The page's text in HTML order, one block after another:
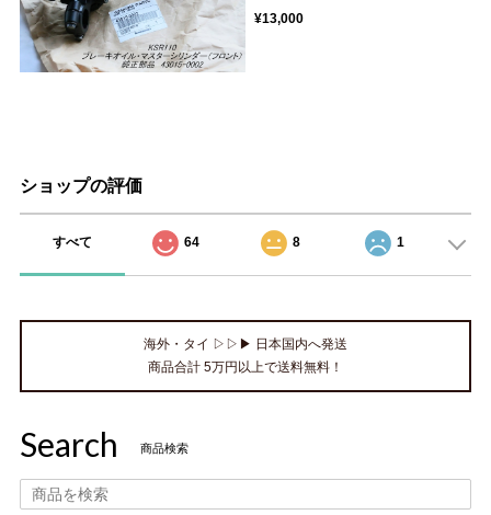
¥13,000
ショップの評価
すべて 64 8 1
海外・タイ ▷▷▶ 日本国内へ発送
商品合計 5万円以上で送料無料！
Search 商品検索